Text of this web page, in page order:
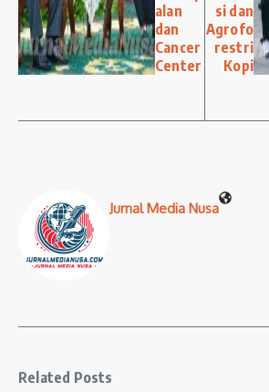
alan
dan
Cancer
Center
si dan
Agrofo
restri
Kopi
Jurnal Media Nusa
Related Posts